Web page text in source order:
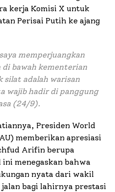
kerja Komisi X untuk
Perisai Putih ke ajang
memperjuangkan
di bawah kementerian
silat adalah warisan
wajib hadir di panggung
(24/9).
Presiden World
memberikan apresiasi
Arifin berupa
menegaskan bahwa
nyata dari wakil
bagi lahirnya prestasi